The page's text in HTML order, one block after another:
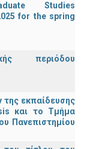
Studies
for the spring
περιόδου
της εκπαίδευσης
και το Τμήμα
Πανεπιστημίου